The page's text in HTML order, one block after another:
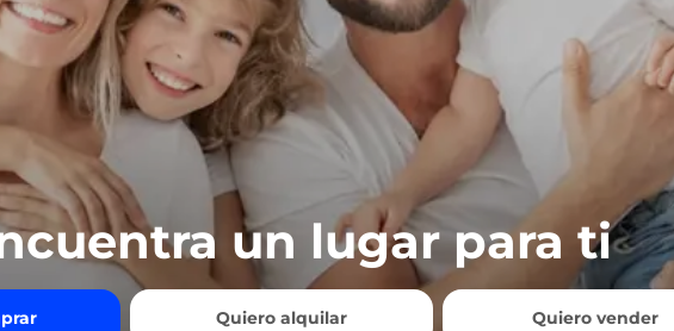
un lugar para ti
Quiero alquilar Quiero vender